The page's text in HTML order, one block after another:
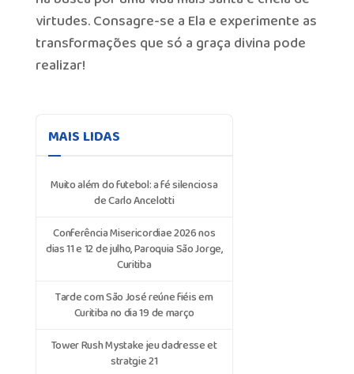
virtudes. Consagre-se a Ela e experimente as
transformações que só a graça divina pode
realizar!
MAIS LIDAS
Muito além do futebol: a fé silenciosa
de Carlo Ancelotti
Conferência Misericordiae 2026 nos
dias 11 e 12 de julho, Paroquia São Jorge,
Curitiba
Tarde com São José reúne fiéis em
Curitiba no dia 19 de março
Tower Rush Mystake jeu dadresse et
stratgie 21